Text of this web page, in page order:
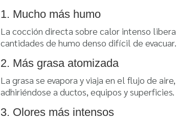
1. Mucho más humo
La cocción directa sobre calor intenso libera
cantidades de humo denso difícil de evacuar.
2. Más grasa atomizada
La grasa se evapora y viaja en el flujo de aire,
adhiriéndose a ductos, equipos y superficies.
3. Olores más intensos